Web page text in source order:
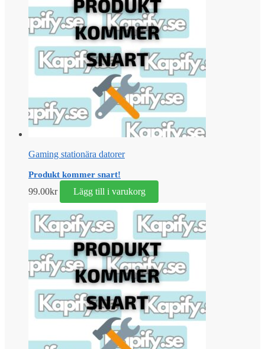
Gaming stationära datorer
Produkt kommer snart!
99.00kr Lägg till i varukorg